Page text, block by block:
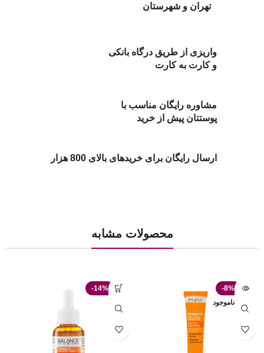
تهران و شهرستان
واریزی از طریق درگاه بانکی
و کارت به کارت
مشاوره رایگان مناسب با
پوستتان پیش از خرید
ارسال رایگان برای خریدهای بالای 800 هزار
محصولات مشابه
-8%
ناموجود
-14%